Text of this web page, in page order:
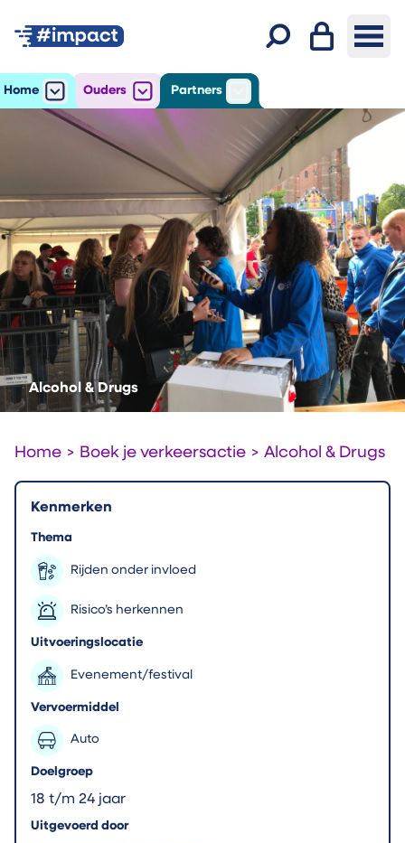
Inloggen
Home
Openhet submenu voor Home
Ouders
Openhet submenu voor Ouders
Partners
Openhet submenu voor
Alcohol & Drugs
Home > Boek je verkeersactie > Alcohol & Drugs
Kenmerken
Thema
Rijden onder invloed
Risico’s herkennen
Uitvoeringslocatie
Evenement/festival
Vervoermiddel
Auto
Doelgroep
18 t/m 24 jaar
Uitgevoerd door